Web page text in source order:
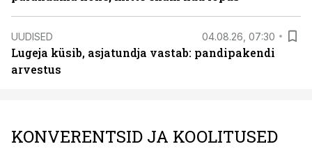
UUDISED 04.08.26, 07:30
Lugeja küsib, asjatundja vastab: pandipakendi
arvestus
KONVERENTSID JA KOOLITUSED